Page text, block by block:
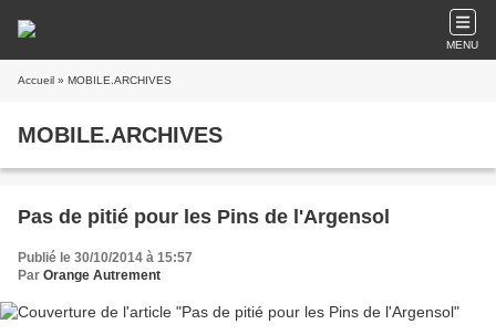
MENU
Accueil » MOBILE.ARCHIVES
MOBILE.ARCHIVES
Pas de pitié pour les Pins de l'Argensol
Publié le 30/10/2014 à 15:57
Par Orange Autrement